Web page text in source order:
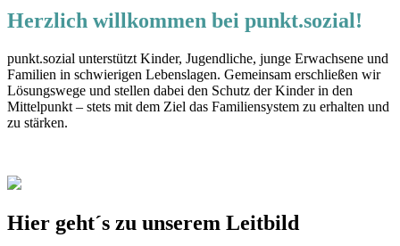
Herzlich willkommen bei punkt.sozial!
punkt.sozial unterstützt Kinder, Jugendliche, junge Erwachsene und
Familien in schwierigen Lebenslagen. Gemeinsam erschließen wir
Lösungswege und stellen dabei den Schutz der Kinder in den
Mittelpunkt – stets mit dem Ziel das Familiensystem zu erhalten und
zu stärken.
Hier geht´s zu unserem Leitbild